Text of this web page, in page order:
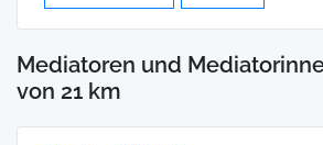
Mediatoren und
von 21 km